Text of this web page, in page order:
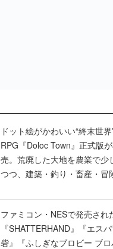
ドット絵がかわいい“終末世
RPG『Doloc Town』正式版
売。荒廃した大地を農業で少
つつ、建築・釣り・畜産・冒
ファミコン・NESで発売され
『SHATTERHAND』『エス
砦』『ふしぎなブロビー ブロ